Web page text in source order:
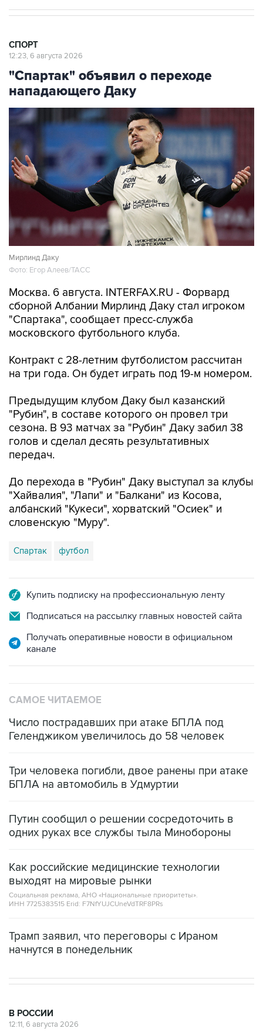
СПОРТ
12:23, 6 августа 2026
"Спартак" объявил о переходе
нападающего Даку
Мирлинд Даку
Фото: Егор Алеев/ТАСС
Москва. 6 августа. INTERFAX.RU - Форвард
сборной Албании Мирлинд Даку стал игроком
"Спартака", сообщает пресс-служба
московского футбольного клуба.
Контракт с 28-летним футболистом рассчитан
на три года. Он будет играть под 19-м номером.
Предыдущим клубом Даку был казанский
"Рубин", в составе которого он провел три
сезона. В 93 матчах за "Рубин" Даку забил 38
голов и сделал десять результативных
передач.
До перехода в "Рубин" Даку выступал за клубы
"Хайвалия", "Лапи" и "Балкани" из Косова,
албанский "Кукеси", хорватский "Осиек" и
словенскую "Муру".
Спартак футбол
Купить подписку на профессиональную ленту
Подписаться на рассылку главных новостей сайта
Получать оперативные новости в официальном
канале
САМОЕ ЧИТАЕМОЕ
Число пострадавших при атаке БПЛА под
Геленджиком увеличилось до 58 человек
Три человека погибли, двое ранены при атаке
БПЛА на автомобиль в Удмуртии
Путин сообщил о решении сосредоточить в
одних руках все службы тыла Минобороны
Как российские медицинские технологии
выходят на мировые рынки
Социальная реклама, АНО «Национальные приоритеты».
ИНН 7725383515 Erid: F7NfYUJCUneVdTRF8PRs
Трамп заявил, что переговоры с Ираном
начнутся в понедельник
В РОССИИ
12:11, 6 августа 2026